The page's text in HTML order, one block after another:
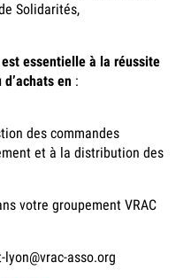
Solidarités,
essentielle à la réussite
en :
des commandes
et à la distribution des
votre groupement VRAC
asso.org